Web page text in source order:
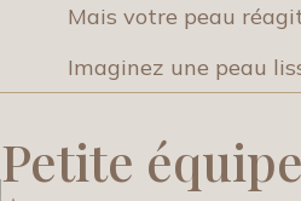
Mais votre peau
Imaginez une peau
Petite